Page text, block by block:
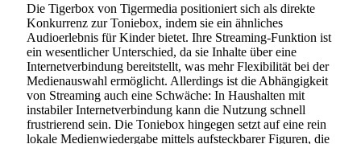
Die Tigerbox von Tigermedia positioniert sich als direkte
Konkurrenz zur Toniebox, indem sie ein ähnliches
Audioerlebnis für Kinder bietet. Ihre Streaming-Funktion ist
ein wesentlicher Unterschied, da sie Inhalte über eine
Internetverbindung bereitstellt, was mehr Flexibilität bei der
Medienauswahl ermöglicht. Allerdings ist die Abhängigkeit
von Streaming auch eine Schwäche: In Haushalten mit
instabiler Internetverbindung kann die Nutzung schnell
frustrierend sein. Die Toniebox hingegen setzt auf eine rein
lokale Medienwiedergabe mittels aufsteckbarer Figuren, die